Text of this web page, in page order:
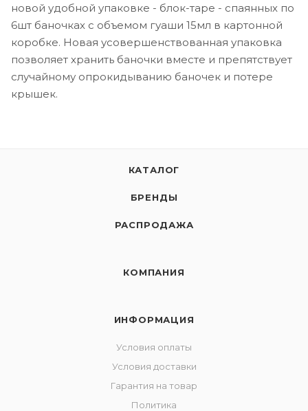
новой удобной упаковке - блок-таре - спаянных по
6шт баночках с объемом гуаши 15мл в картонной
коробке. Новая усовершенствованная упаковка
позволяет хранить баночки вместе и препятствует
случайному опрокидыванию баночек и потере
крышек.
КАТАЛОГ
БРЕНДЫ
РАСПРОДАЖА
КОМПАНИЯ
ИНФОРМАЦИЯ
Условия оплаты
Условия доставки
Гарантия на товар
Политика